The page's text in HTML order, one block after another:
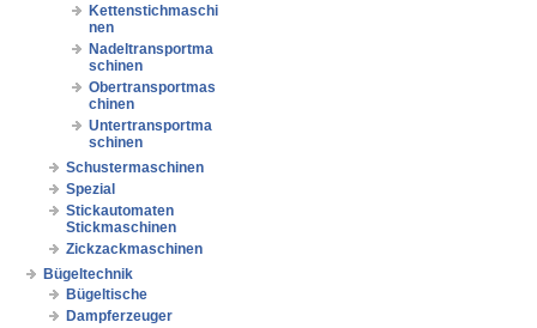
Kettenstichmaschi
nen
Nadeltransportma
schinen
Obertransportmas
chinen
Untertransportma
schinen
Schustermaschinen
Spezial
Stickautomaten
Stickmaschinen
Zickzackmaschinen
Bügeltechnik
Bügeltische
Dampferzeuger